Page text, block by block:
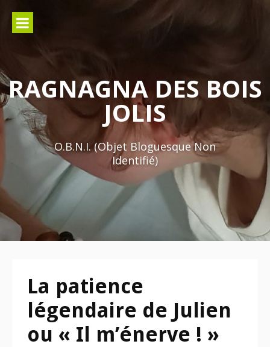
contenu
RAGNAGNA DES BOIS
JOLIS
O.B.N.I. (Objet Bloguesque Non
Identifié)
La patience
légendaire de Julien
ou « Il m’énerve ! »